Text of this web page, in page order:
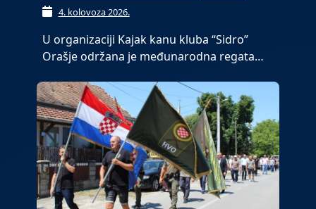
4. kolovoza 2026.
U organizaciji Kajak kanu kluba “Sidro”
Orašje održana je međunarodna regata…